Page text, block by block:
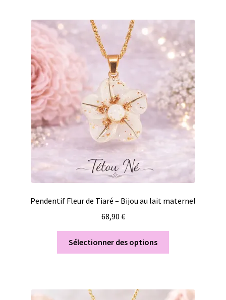
Pendentif Fleur de Tiaré – Bijou au lait maternel
68,90 €
Sélectionner des options